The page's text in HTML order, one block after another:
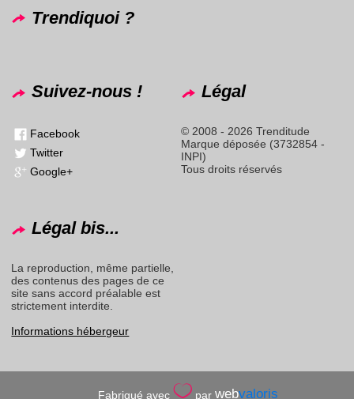
Trendiquoi ?
Suivez-nous !
Facebook
Twitter
Google+
Légal
© 2008 - 2026 Trenditude
Marque déposée (3732854 -
INPI)
Tous droits réservés
Légal bis...
La reproduction, même partielle,
des contenus des pages de ce
site sans accord préalable est
strictement interdite.
Informations hébergeur
Fabriqué avec parwebvaloris